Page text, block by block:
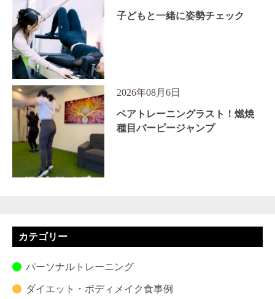
子どもと一緒に姿勢チェック
2026年08月6日
ペアトレーニングラスト！燃焼
種目バーピージャンプ
カテゴリー
パーソナルトレーニング
ダイエット・ボディメイク食事例